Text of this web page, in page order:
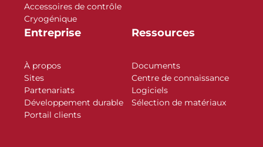
Accessoires de contrôle
Cryogénique
Entreprise
À propos
Sites
Partenariats
Développement durable
Portail clients
Ressources
Documents
Centre de connaissance
Logiciels
Sélection de matériaux